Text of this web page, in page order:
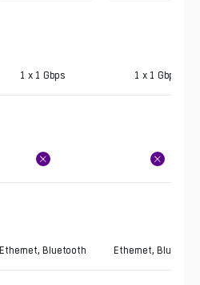
1 x 1 Gbps 1 x 1 Gbps
Ethernet, Bluetooth Ethernet, Bluetooth